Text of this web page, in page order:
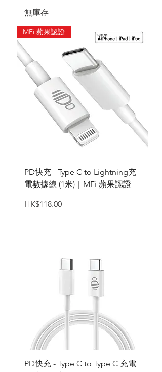
無庫存
MFi 蘋果認證
PD快充 - Type C to Lightning充
電數據線 (1米)｜MFi 蘋果認證
價格
HK$118.00
PD快充 - Type C to Type C 充電